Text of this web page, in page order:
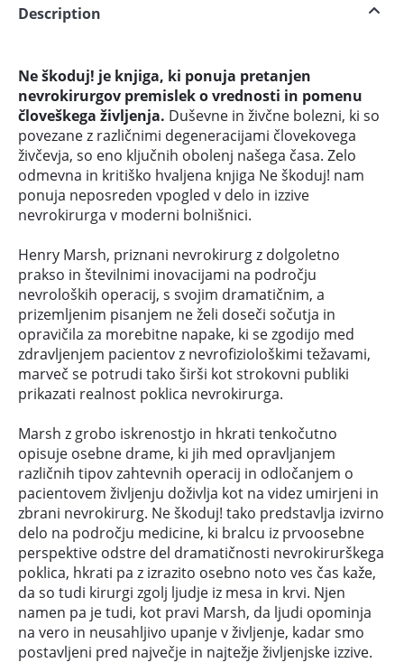
Description
Ne škoduj! je knjiga, ki ponuja pretanjen
nevrokirurgov premislek o vrednosti in pomenu
človeškega življenja. Duševne in živčne bolezni, ki so
povezane z različnimi degeneracijami človekovega
živčevja, so eno ključnih obolenj našega časa. Zelo
odmevna in kritiško hvaljena knjiga Ne škoduj! nam
ponuja neposreden vpogled v delo in izzive
nevrokirurga v moderni bolnišnici.
Henry Marsh, priznani nevrokirurg z dolgoletno
prakso in številnimi inovacijami na področju
nevroloških operacij, s svojim dramatičnim, a
prizemljenim pisanjem ne želi doseči sočutja in
opravičila za morebitne napake, ki se zgodijo med
zdravljenjem pacientov z nevrofiziološkimi težavami,
marveč se potrudi tako širši kot strokovni publiki
prikazati realnost poklica nevrokirurga.
Marsh z grobo iskrenostjo in hkrati tenkočutno
opisuje osebne drame, ki jih med opravljanjem
različnih tipov zahtevnih operacij in odločanjem o
pacientovem življenju doživlja kot na videz umirjeni in
zbrani nevrokirurg. Ne škoduj! tako predstavlja izvirno
delo na področju medicine, ki bralcu iz prvoosebne
perspektive odstre del dramatičnosti nevrokirurškega
poklica, hkrati pa z izrazito osebno noto ves čas kaže,
da so tudi kirurgi zgolj ljudje iz mesa in krvi. Njen
namen pa je tudi, kot pravi Marsh, da ljudi opominja
na vero in neusahljivo upanje v življenje, kadar smo
postavljeni pred največje in najtežje življenjske izzive.